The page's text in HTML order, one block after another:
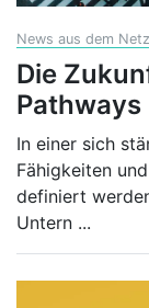
News aus dem
Die
Pathways
In einer sich
Fähigkeiten
definiert
Untern ...